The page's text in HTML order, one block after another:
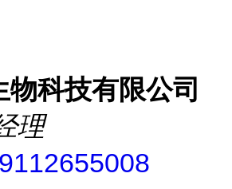
科技有限公司
理